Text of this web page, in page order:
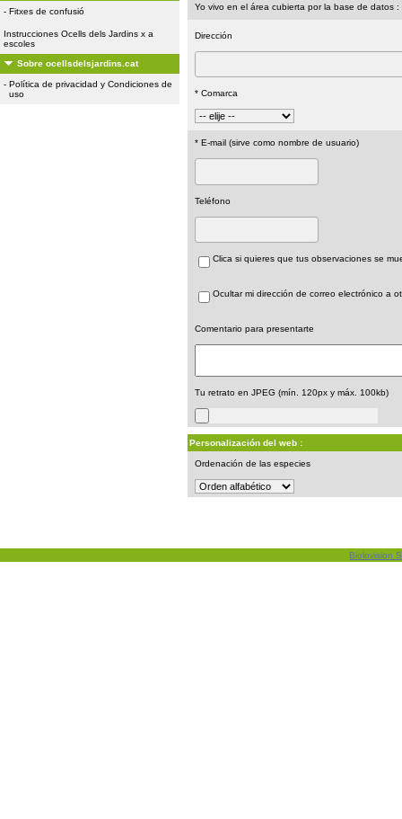
- Fitxes de confusió
Instrucciones Ocells dels Jardins x a
escoles
Sobre ocellsdelsjardins.cat
- Política de privacidad y Condiciones de
uso
Yo vivo en el área cubierta por la base de datos :
Dirección
* Comarca
* E-mail (sirve como nombre de usuario)
Teléfono
Clica si quieres que tus observaciones se
Ocultar mi dirección de correo electrónico a
Comentario para presentarte
Tu retrato en JPEG (mín. 120px y máx. 100kb)
Personalización del web :
Ordenación de las especies
Biolovision